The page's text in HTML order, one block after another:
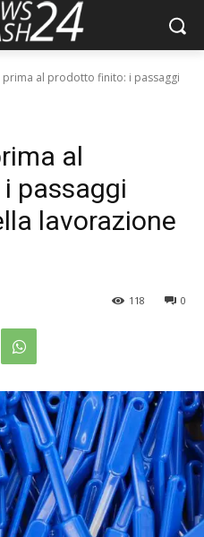
prima al prodotto finito: i passaggi
al
passaggi
lavorazione
0
118